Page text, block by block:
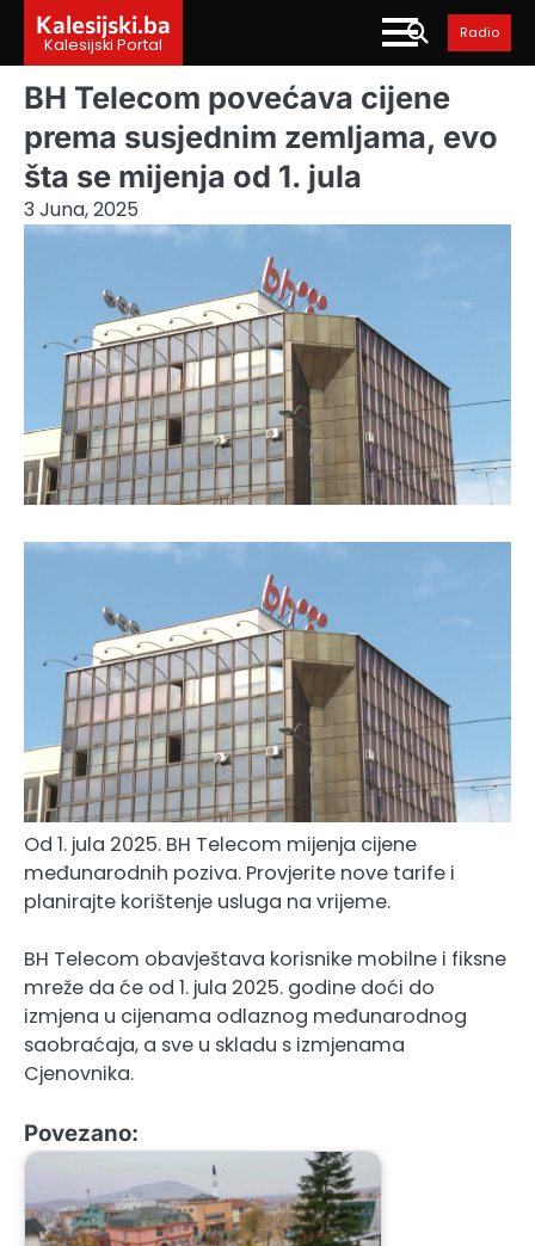
content
Kalesijski.ba
Kalesijski Portal
Radio
BH Telecom povećava cijene
prema susjednim zemljama, evo
šta se mijenja od 1. jula
3 Juna, 2025
Od 1. jula 2025. BH Telecom mijenja cijene
međunarodnih poziva. Provjerite nove tarife i
planirajte korištenje usluga na vrijeme.
BH Telecom obavještava korisnike mobilne i fiksne
mreže da će od 1. jula 2025. godine doći do
izmjena u cijenama odlaznog međunarodnog
saobraćaja, a sve u skladu s izmjenama
Cjenovnika.
Povezano: